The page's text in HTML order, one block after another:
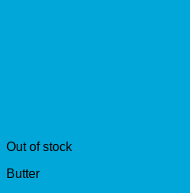
Out of stock
Butter